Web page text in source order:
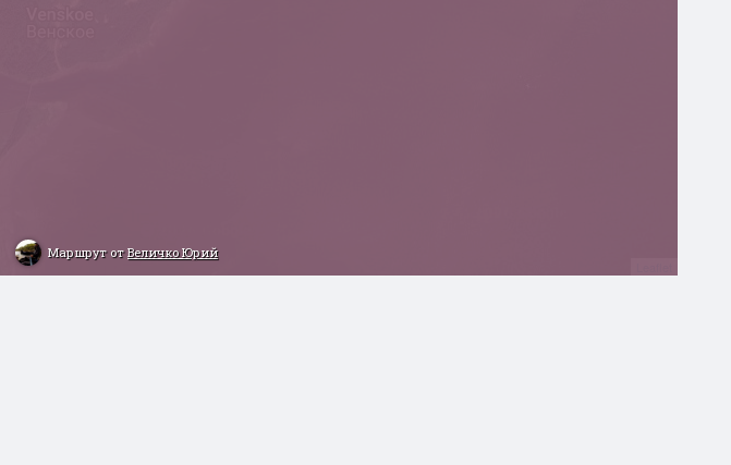
Маршрут отВеличко Юрий